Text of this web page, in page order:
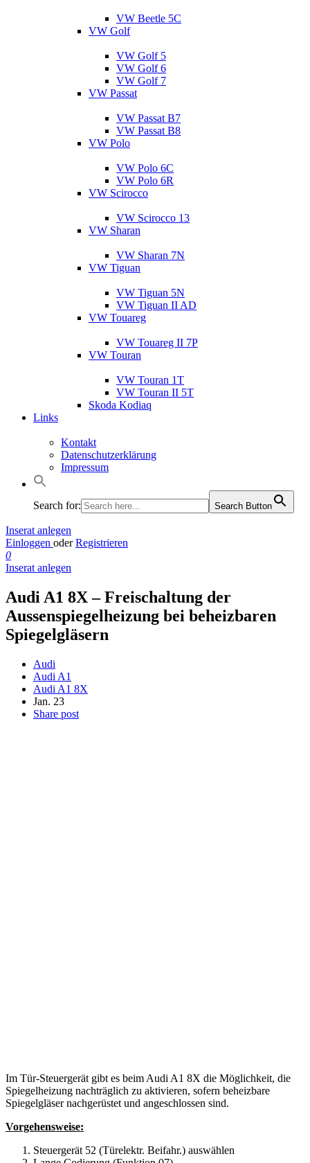
VW Beetle 5C
VW Golf
VW Golf 5
VW Golf 6
VW Golf 7
VW Passat
VW Passat B7
VW Passat B8
VW Polo
VW Polo 6C
VW Polo 6R
VW Scirocco
VW Scirocco 13
VW Sharan
VW Sharan 7N
VW Tiguan
VW Tiguan 5N
VW Tiguan II AD
VW Touareg
VW Touareg II 7P
VW Touran
VW Touran 1T
VW Touran II 5T
Skoda Kodiaq
Links
Kontakt
Datenschutzerklärung
Impressum
Search for: Search Button
Inserat anlegen
Einloggen oder Registrieren
0
Inserat anlegen
Audi A1 8X – Freischaltung der
Aussenspiegelheizung bei beheizbaren
Spiegelgläsern
Audi
Audi A1
Audi A1 8X
Jan. 23
Share post
Im Tür-Steuergerät gibt es beim Audi A1 8X die Möglichkeit, die
Spiegelheizung nachträglich zu aktivieren, sofern beheizbare
Spiegelgläser nachgerüstet und angeschlossen sind.
Vorgehensweise:
Steuergerät 52 (Türelektr. Beifahr.) auswählen